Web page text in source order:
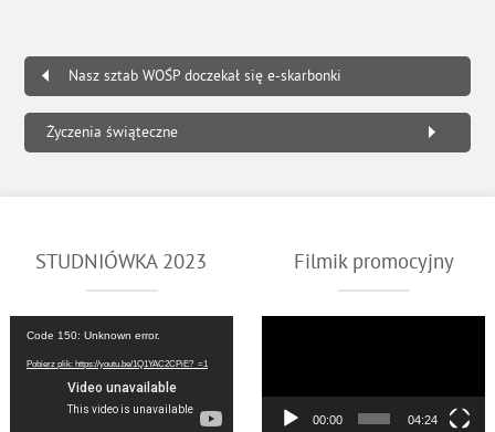
Nasz sztab WOŚP doczekał się e-skarbonki
Życzenia świąteczne
STUDNIÓWKA 2023
Code 150: Unknown error.
Pobierz plik: https://youtu.be/1Q1YAC2CPiE?_=1
Filmik promocyjny
00:00 04:24